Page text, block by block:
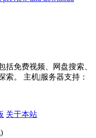
括免费视频、网盘搜索、
索。 主机|服务器支持：
关于本站